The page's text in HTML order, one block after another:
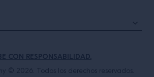
CON RESPONSABILIDAD.
© 2026. Todos los derechos reservados.